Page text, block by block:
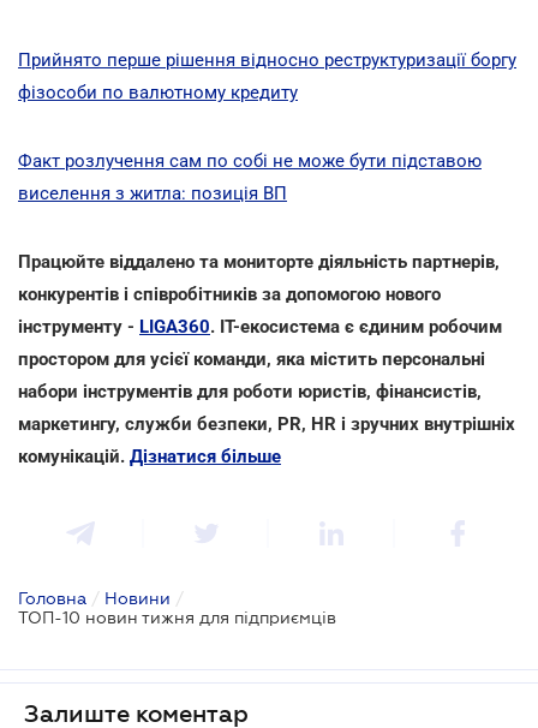
Прийнято перше рішення відносно реструктуризації боргу
фізособи по валютному кредиту
Факт розлучення сам по собі не може бути підставою
виселення з житла: позиція ВП
Працюйте віддалено та мониторте діяльність партнерів,
конкурентів і співробітників за допомогою нового
інструменту - LIGA360. IT-екосистема є єдиним робочим
простором для усієї команди, яка містить персональні
набори інструментів для роботи юристів, фінансистів,
маркетингу, служби безпеки, PR, HR і зручних внутрішніх
комунікацій. Дізнатися більше
Головна / Новини /
ТОП-10 новин тижня для підприємців
Залиште коментар